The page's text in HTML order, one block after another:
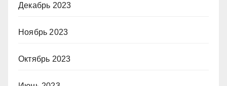
Декабрь 2023
Ноябрь 2023
Октябрь 2023